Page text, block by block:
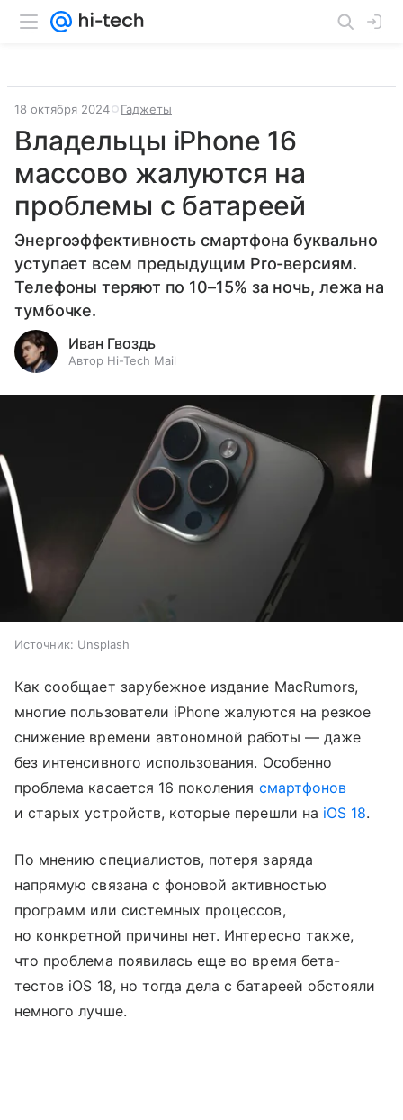
18 октября 2024 Гаджеты
Владельцы iPhone 16
массово жалуются на
проблемы с батареей
Энергоэффективность смартфона буквально
уступает всем предыдущим Pro-версиям.
Телефоны теряют по 10–15% за ночь, лежа на
тумбочке.
Иван Гвоздь
Автор Hi-Tech Mail
Источник: Unsplash
Как сообщает зарубежное издание MacRumors,
многие пользователи iPhone жалуются на резкое
снижение времени автономной работы — даже
без интенсивного использования. Особенно
проблема касается 16 поколения смартфонов
и старых устройств, которые перешли на iOS 18.
По мнению специалистов, потеря заряда
напрямую связана с фоновой активностью
программ или системных процессов,
но конкретной причины нет. Интересно также,
что проблема появилась еще во время бета-
тестов iOS 18, но тогда дела с батареей обстояли
немного лучше.